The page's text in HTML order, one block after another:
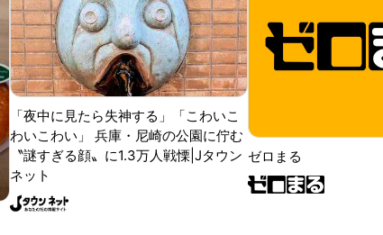
「夜中に見たら失神する」「こわいこ
わいこわい」 兵庫・尼崎の公園に佇む
〝謎すぎる顔〟に1.3万人戦慄|Jタウン
ネット
ゼロまる